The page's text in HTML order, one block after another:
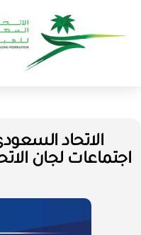
الاتحاد
اجتماعات لجان